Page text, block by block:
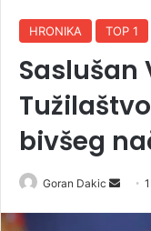
HRONIKA TOP 1
Saslušan
bivšeg
Goran Dakic